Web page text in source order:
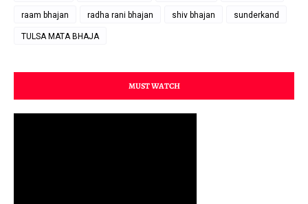
raam bhajan radha rani bhajan shiv bhajan sunderkand
TULSA MATA BHAJA
MUST WATCH